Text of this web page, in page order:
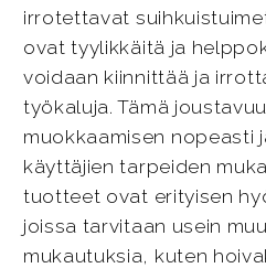
irrotettavat
ovat tyylikkäitä ja
voidaan kiinnittää ja
työkaluja. Tämä
muokkaamisen nopeasti
käyttäjien tarpeiden
tuotteet ovat erityisen
joissa tarvitaan usein
mukautuksia, kuten